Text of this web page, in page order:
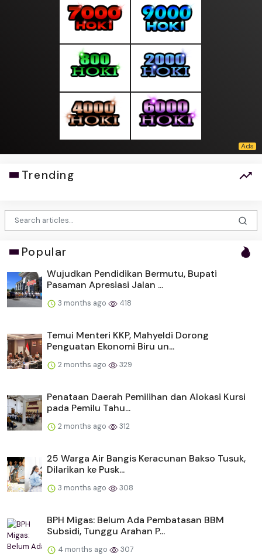
Trending
Popular
Wujudkan Pendidikan Bermutu, Bupati
Pasaman Apresiasi Jalan ...
3 months ago 418
Temui Menteri KKP, Mahyeldi Dorong
Penguatan Ekonomi Biru un...
2 months ago 329
Penataan Daerah Pemilihan dan Alokasi Kursi
pada Pemilu Tahu...
2 months ago 312
25 Warga Air Bangis Keracunan Bakso Tusuk,
Dilarikan ke Pusk...
3 months ago 308
BPH Migas: Belum Ada Pembatasan BBM
Subsidi, Tunggu Arahan P...
4 months ago 307